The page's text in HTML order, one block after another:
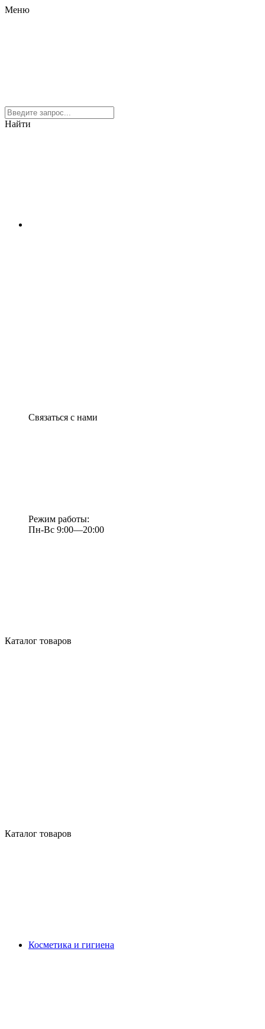
Меню
Найти
Связаться с нами
Режим работы:
Пн-Вс 9:00—20:00
Каталог товаров
Каталог товаров
Косметика и гигиена